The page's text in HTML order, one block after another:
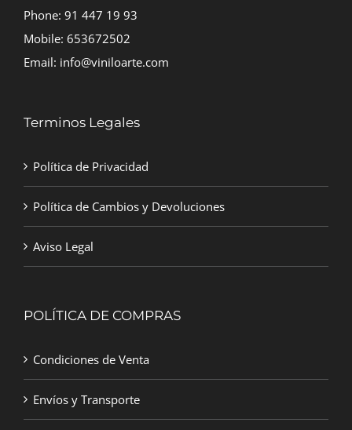
Phone: 91 447 19 93
Mobile: 653672502
Email: info@viniloarte.com
Terminos Legales
Política de Privacidad
Política de Cambios y Devoluciones
Aviso Legal
POLÍTICA DE COMPRAS
Condiciones de Venta
Envíos y Transporte